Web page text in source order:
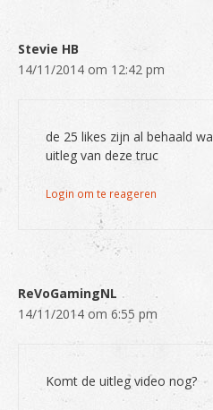
Stevie HB
14/11/2014 om 12:42 pm
de 25 likes zijn al behaald
uitleg van deze truc
Login om te reageren
ReVoGamingNL
14/11/2014 om 6:55 pm
Komt de uitleg video nog?